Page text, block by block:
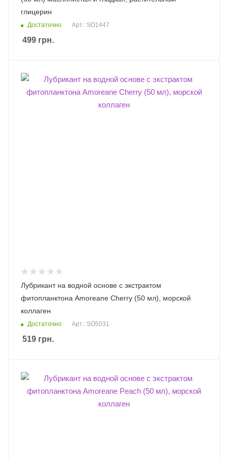
глицерин
Достаточно Арт.: SO1447
499 грн.
Лубрикант на водной основе с экстрактом
фитопланктона Amoreane Cherry (50 мл), морской
коллаген
Достаточно Арт.: SO5031
519 грн.